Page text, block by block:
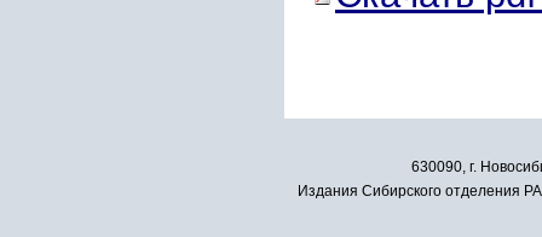
630090, г.
Издания Сибирского отделения